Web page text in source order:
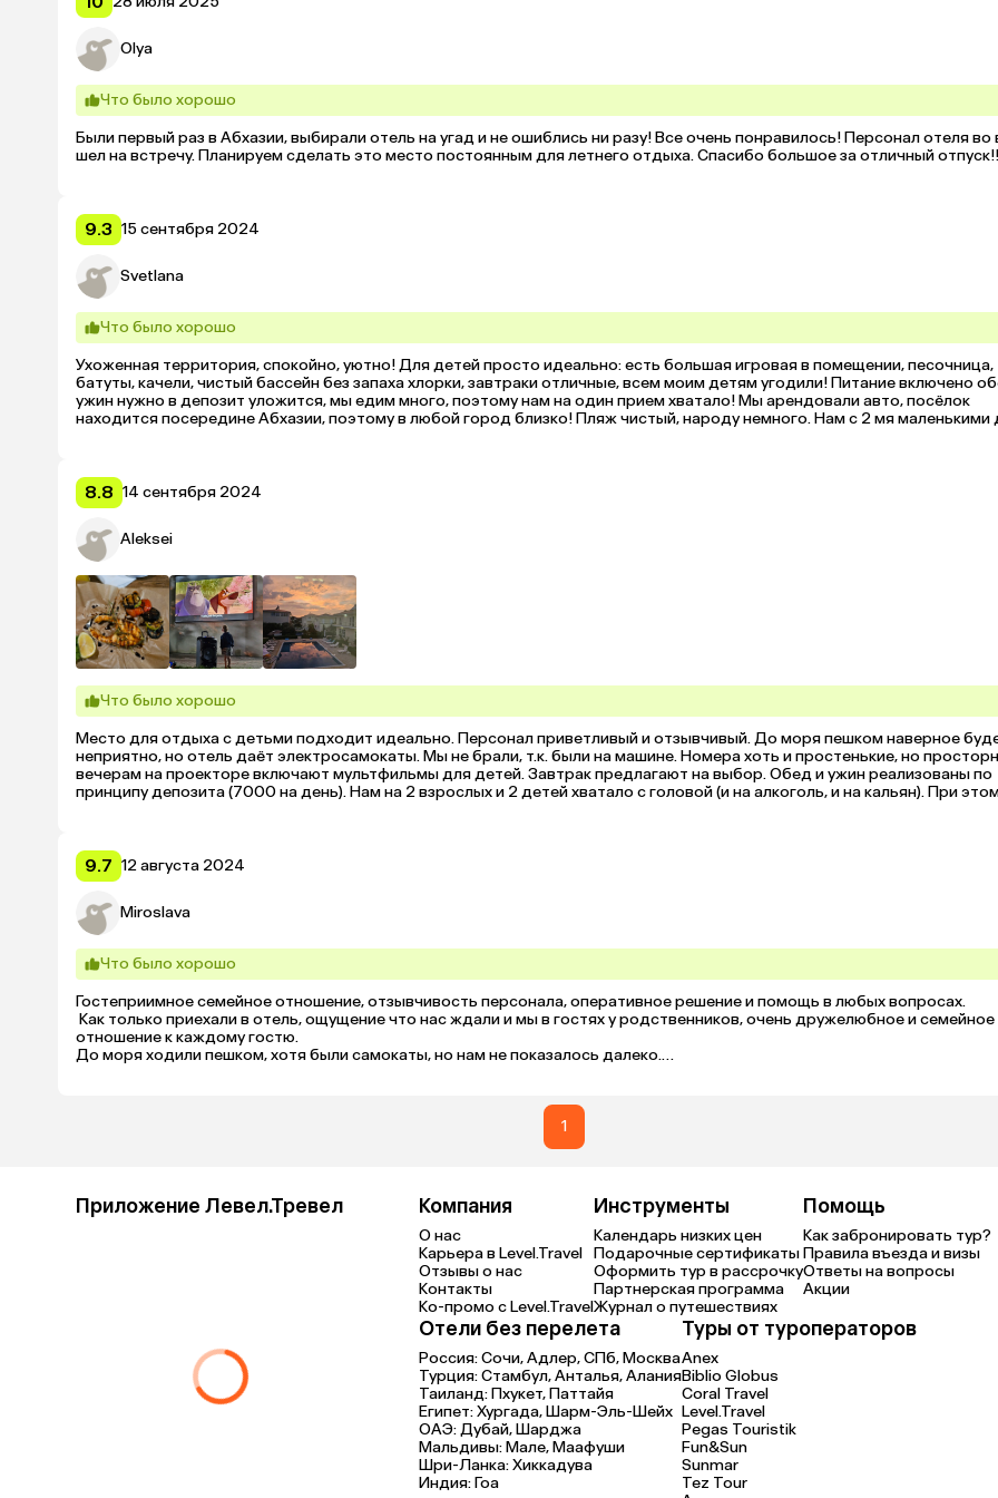
Olya
Что было хорошо
Были первый раз в Абхазии, выбирали отель на угад и не ошиблись ни разу! Все очень понравилось! Персонал отеля во
шел на встречу. Планируем сделать это место постоянным для летнего отдыха. Спасибо большое за отличный отпуск!!
9.3 15 сентября 2024
Svetlana
Что было хорошо
Ухоженная территория, спокойно, уютно! Для детей просто идеально: есть большая игровая в помещении, песочница,
батуты, качели, чистый бассейн без запаха хлорки, завтраки отличные, всем моим детям угодили! Питание включено
ужин нужно в депозит уложится, мы едим много, поэтому нам на один прием хватало! Мы арендовали авто, посёлок
находится посередине Абхазии, поэтому в любой город близко! Пляж чистый, народу немного. Нам с 2 мя маленькими
8.8 14 сентября 2024
Aleksei
Что было хорошо
Место для отдыха с детьми подходит идеально. Персонал приветливый и отзывчивый. До моря пешком наверное
неприятно, но отель даёт электросамокаты. Мы не брали, т.к. были на машине. Номера хоть и простенькие, но
вечерам на проекторе включают мультфильмы для детей. Завтрак предлагают на выбор. Обед и ужин реализованы по
принципу депозита (7000 на день). Нам на 2 взрослых и 2 детей хватало с головой (и на алкоголь, и на кальян). При
9.7 12 августа 2024
Miroslava
Что было хорошо
Гостеприимное семейное отношение, отзывчивость персонала, оперативное решение и помощь в любых вопросах.
Как только приехали в отель, ощущение что нас ждали и мы в гостях у родственников, очень дружелюбное и семейное
отношение к каждому гостю.
До моря ходили пешком, хотя были самокаты, но нам не показалось далеко.
песочнице или игровой комнате. Благодаря отелю отдохнули не только дети, но и родители. Спасибо большое еще
1
Приложение Левел.Тревел Компания
О нас
Карьера в Level.Travel
Отзывы о нас
Контакты
Ко-промо с Level.Travel
Инструменты
Календарь низких цен
Подарочные сертификаты
Оформить тур в рассрочку
Партнерская программа
Журнал о путешествиях
Помощь
Как забронировать тур?
Правила въезда и визы
Ответы на вопросы
Акции
Отели без перелета
Россия:Сочи,Адлер,СПб,Москва
Турция:Стамбул,Анталья,Алания
Таиланд:Пхукет,Паттайя
Египет:Хургада,Шарм-Эль-Шейх
ОАЭ:Дубай,Шарджа
Мальдивы:Мале,Маафуши
Шри-Ланка:Хиккадува
Индия:Гоа
Туры от туроператоров
Anex
Biblio Globus
Coral Travel
Level.Travel
Pegas Touristik
Fun&Sun
Sunmar
Tez Tour